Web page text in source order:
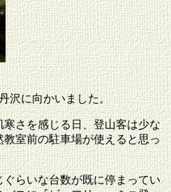
沢に向かいました。
寒さを感じる日、登山客は少な
室前の駐車場が使えると思っ
ぐらいな台数が既に停まってい